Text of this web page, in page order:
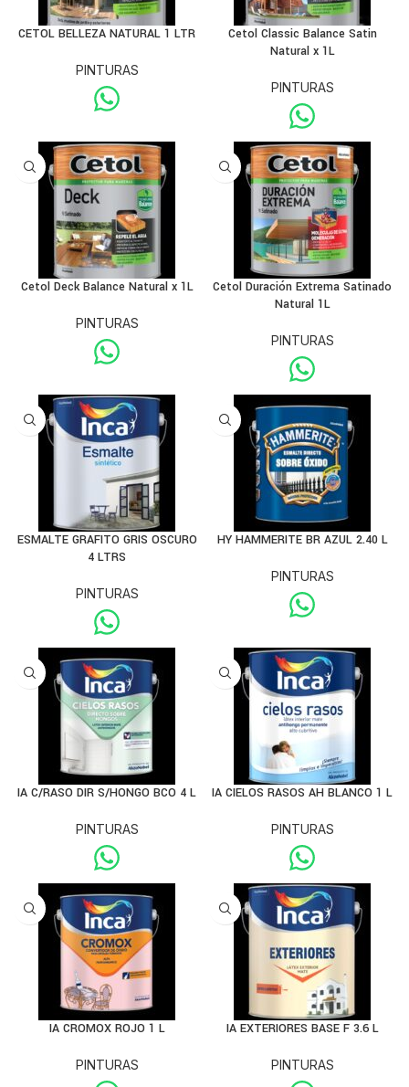
CETOL BELLEZA NATURAL 1 LTR
PINTURAS
Cetol Classic Balance Satin
Natural x 1L
PINTURAS
Cetol Deck Balance Natural x 1L
PINTURAS
Cetol Duración Extrema Satinado
Natural 1L
PINTURAS
ESMALTE GRAFITO GRIS OSCURO
4 LTRS
PINTURAS
HY HAMMERITE BR AZUL 2.40 L
PINTURAS
IA C/RASO DIR S/HONGO BCO 4 L
PINTURAS
IA CIELOS RASOS AH BLANCO 1 L
PINTURAS
IA CROMOX ROJO 1 L
PINTURAS
IA EXTERIORES BASE F 3.6 L
PINTURAS